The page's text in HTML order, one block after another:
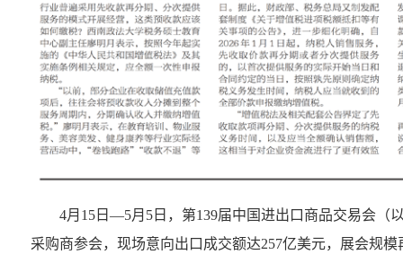
4月15日—5月5日，第139届中国进出口商品交易会（
采购商参会，现场意向出口成交额达257亿美元，展会规模